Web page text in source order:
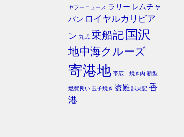
ヤフーニュース ラリー レムチャ
バン ロイヤルカリビア
ン 丸武 乗船記 国沢
地中海クルーズ
寄港地 帯広 焼き肉 新型
燃費良い 玉子焼き 盗難 試乗記 香
港